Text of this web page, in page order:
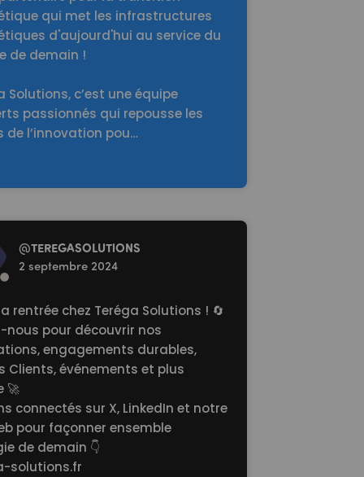
qui met les infrastructures
d'aujourd'hui au service du
de demain !
Solutions, c’est une équipe
passionnés qui repousse les
de l’innovation pou…
@TEREGASOLUTlONS
2 septembre 2024
rentrée chez Teréga Solutions ! 🔄
nous pour découvrir nos
engagements durables,
Clients, événements et plus
🚀
connectés sur X, LinkedIn et notre
pour façonner ensemble
de demain 👇
solutions.fr